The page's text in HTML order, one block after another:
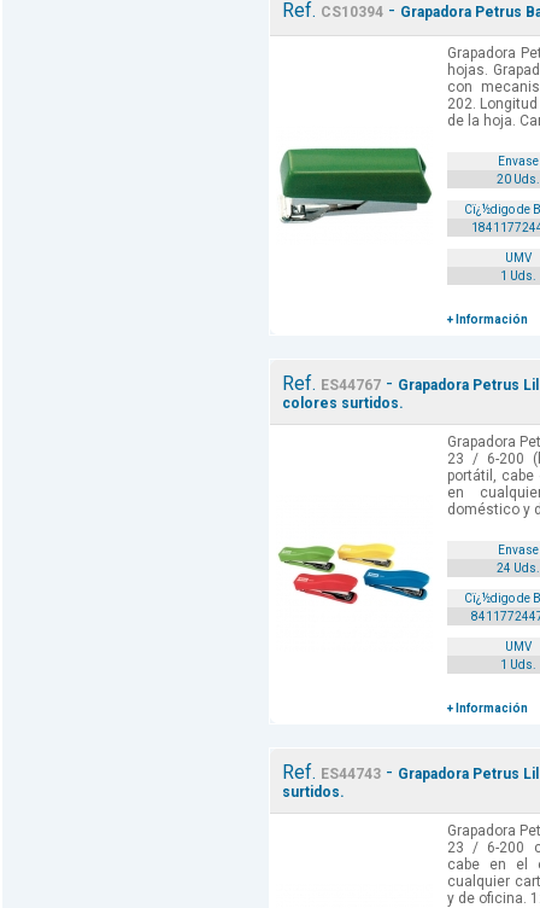
Ref. CS10394- Grapadora Petrus
Grapadora
hojas.
con
202.
de la hoja.
Envase
20 Uds.
Cï¿½digo de
UMV
1 Uds.
+ Información
Ref. ES44767- Grapadora Petrus
colores surtidos.
Grapadora
23 / 6-200
portátil,
en
doméstico y
Envase
24 Uds.
Cï¿½digo de
UMV
1 Uds.
+ Información
Ref. ES44743- Grapadora Petrus
surtidos.
Grapadora
23 / 6-200
cabe en el
cualquier
y de oficina.